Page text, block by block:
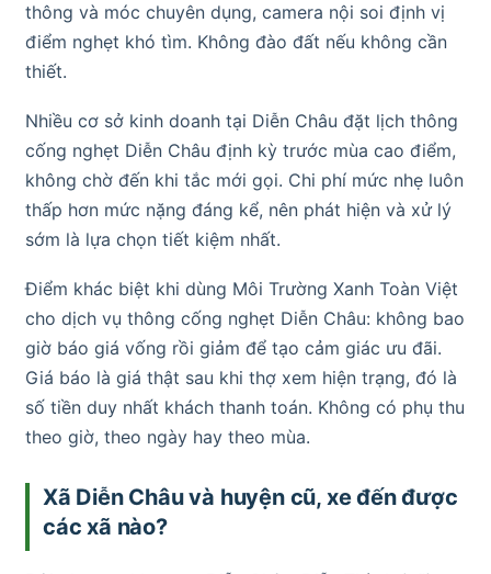
thông và móc chuyên dụng, camera nội soi định vị
điểm nghẹt khó tìm. Không đào đất nếu không cần
thiết.
Nhiều cơ sở kinh doanh tại Diễn Châu đặt lịch thông
cống nghẹt Diễn Châu định kỳ trước mùa cao điểm,
không chờ đến khi tắc mới gọi. Chi phí mức nhẹ luôn
thấp hơn mức nặng đáng kể, nên phát hiện và xử lý
sớm là lựa chọn tiết kiệm nhất.
Điểm khác biệt khi dùng Môi Trường Xanh Toàn Việt
cho dịch vụ thông cống nghẹt Diễn Châu: không bao
giờ báo giá vống rồi giảm để tạo cảm giác ưu đãi.
Giá báo là giá thật sau khi thợ xem hiện trạng, đó là
số tiền duy nhất khách thanh toán. Không có phụ thu
theo giờ, theo ngày hay theo mùa.
Xã Diễn Châu và huyện cũ, xe đến được
các xã nào?